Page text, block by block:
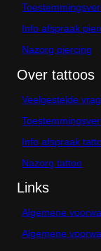
Info afspraak
Nazorg piercing
Over tattoos
Veelgestelde
Info afspraak
Nazorg tattoo
Links
Algemene
Algemene